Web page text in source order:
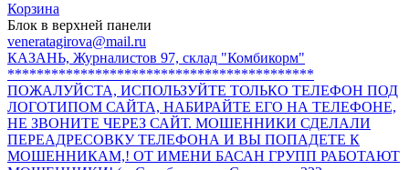
Корзина
Блок в верхней панели
veneratagirova@mail.ru
КАЗАНЬ, Журналистов 97, склад "Комбикорм"
******************************************
ПОЖАЛУЙСТА, ИСПОЛЬЗУЙТЕ ТОЛЬКО ТЕЛЕФОН ПОД
ЛОГОТИПОМ САЙТА, НАБИРАЙТЕ ЕГО НА ТЕЛЕФОНЕ,
НЕ ЗВОНИТЕ ЧЕРЕЗ САЙТ. МОШЕННИКИ СДЕЛАЛИ
ПЕРЕАДРЕСОВКУ ТЕЛЕФОНА И ВЫ ПОПАДЕТЕ К
МОШЕННИКАМ,! ОТ ИМЕНИ БАСАН ГРУПП РАБОТАЮТ